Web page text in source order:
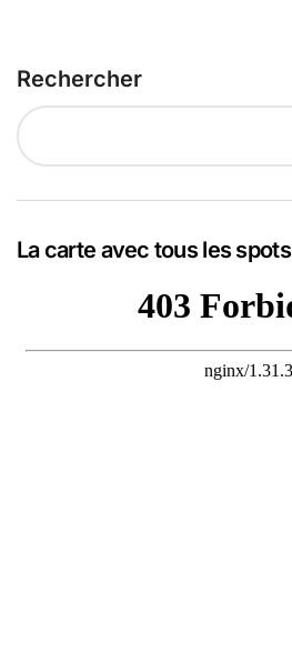
Rechercher
La carte avec tous les spots